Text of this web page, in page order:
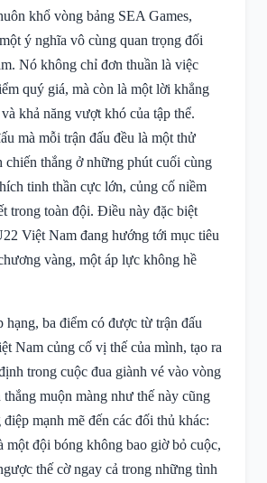
khổ vòng bảng SEA Games,
ý nghĩa vô cùng quan trọng đối
Nó không chỉ đơn thuần là việc
quý giá, mà còn là một lời khẳng
khả năng vượt khó của tập thể.
mà mỗi trận đấu đều là một thử
chiến thắng ở những phút cuối cùng
tinh thần cực lớn, củng cố niềm
trong toàn đội. Điều này đặc biệt
Việt Nam đang hướng tới mục tiêu
vàng, một áp lực không hề
hạng, ba điểm có được từ trận đấu
Nam củng cố vị thế của mình, tạo ra
trong cuộc đua giành vé vào vòng
muộn màng như thế này cũng
mạnh mẽ đến các đối thủ khác:
một đội bóng không bao giờ bỏ cuộc,
thế cờ ngay cả trong những tình